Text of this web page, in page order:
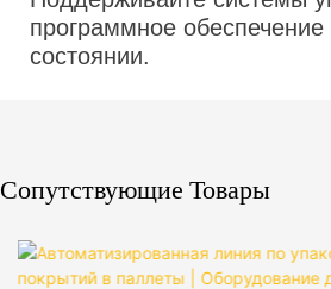
программное обеспечение
состоянии.
Сопутствующие Товары